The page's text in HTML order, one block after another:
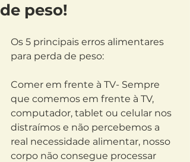
de peso!
Os 5 principais erros alimentares
para perda de peso:
Comer em frente à TV- Sempre
que comemos em frente à TV,
computador, tablet ou celular nos
distraímos e não percebemos a
real necessidade alimentar, nosso
corpo não consegue processar